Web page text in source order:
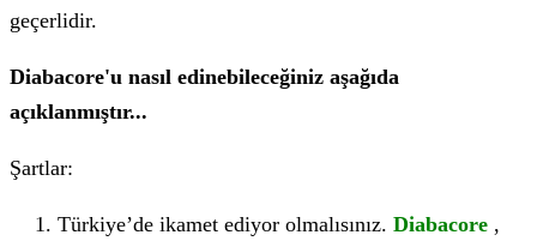
geçerlidir.
Diabacore'u nasıl edinebileceğiniz aşağıda
açıklanmıştır...
Şartlar:
Türkiye’de ikamet ediyor olmalısınız. Diabacore ,